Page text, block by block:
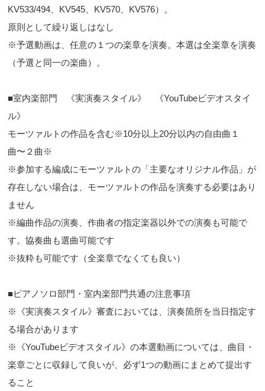
KV533/494、KV545、KV570、KV576）。
原則として繰り返しはなし
※予選動画は、任意の１つの楽章を演奏。本選は全楽章を演奏
（予選と同一の楽曲）。
■室内楽部門 《実演奏スタイル》 《YouTubeビデオスタイ
ル》
モーツァルトの作品を含む※10分以上20分以内の自由曲１
曲〜２曲※
※参加する編成にモーツァルトの「主要なオリジナル作品」が
存在しない場合は、モーツァルトの作品を演奏する必要はあり
ません
※編曲作品の演奏、作曲者の指定楽器以外での演奏も可能で
す。協奏曲も選曲可能です
※抜粋も可能です（全楽章でなくても良い）
■ピアノソロ部門・室内楽部門共通の注意事項
※《実演奏スタイル》審査においては、演奏箇所を当日指定す
る場合があります
※《YouTubeビデオスタイル》の本選動画については、曲目・
楽章ごとに収録して良いが、必ず1つの動画にまとめて提出す
ること